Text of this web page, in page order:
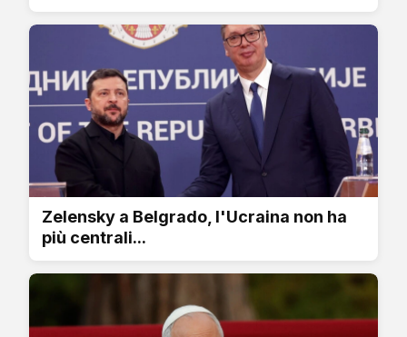
Zelensky a Belgrado, l'Ucraina non ha
più centrali...